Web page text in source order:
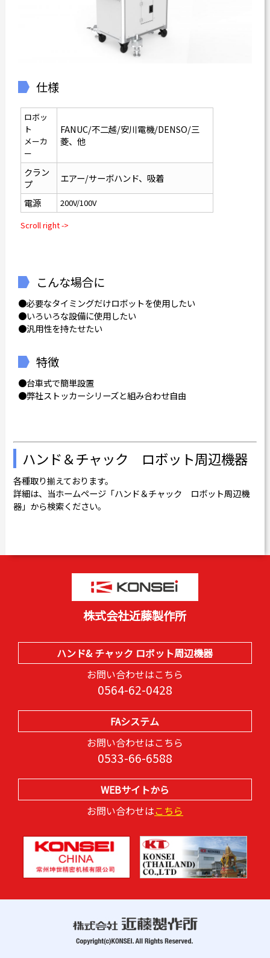
仕様
ロボッ
ト
メーカ
ー
FANUC/不二越/安川電機/DENSO/三
菱、他
クラン
プ
エアー/サーボハンド、吸着
電源
200V/100V
こんな場合に
●必要なタイミングだけロボットを使用したい
●いろいろな設備に使用したい
●汎用性を持たせたい
特徴
●台車式で簡単設置
●弊社ストッカーシリーズと組み合わせ自由
ハンド＆チャック ロボット周辺機器
各種取り揃えております。
詳細は、当ホームページ「ハンド＆チャック ロボット周辺機
器」から検索ください。
株式会社近藤製作所
ハンド& チャック ロボット周辺機器
お問い合わせはこちら
0564-62-0428
FAシステム
お問い合わせはこちら
0533-66-6588
WEBサイトから
お問い合わせはこちら